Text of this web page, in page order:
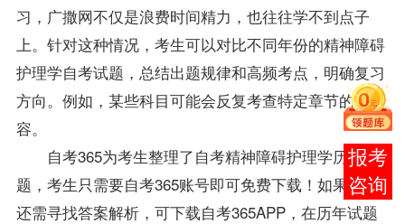
在线
客服
习，广撒网不仅是浪费时间精力，也往往学不到点子
上。针对这种情况，考生可以对比不同年份的精神障碍
护理学自考试题 ，总结出题规律和高频考点，明确复习
方向。例如，某些科目可能会反复考查特定章节的内
容。
自考365为考生整理了自考精神障碍护理学历年试
题 ，考生只需要自考365账号即可免费下载！如果考生
还需寻找答案解析，可下载自考365APP，在历年试题